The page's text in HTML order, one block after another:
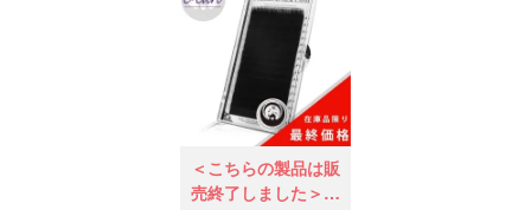
＜こちらの製品は販
売終了しました＞